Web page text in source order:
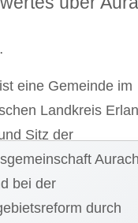
ist eine Gemeinde im
Landkreis
Sitz der
bei der
durch